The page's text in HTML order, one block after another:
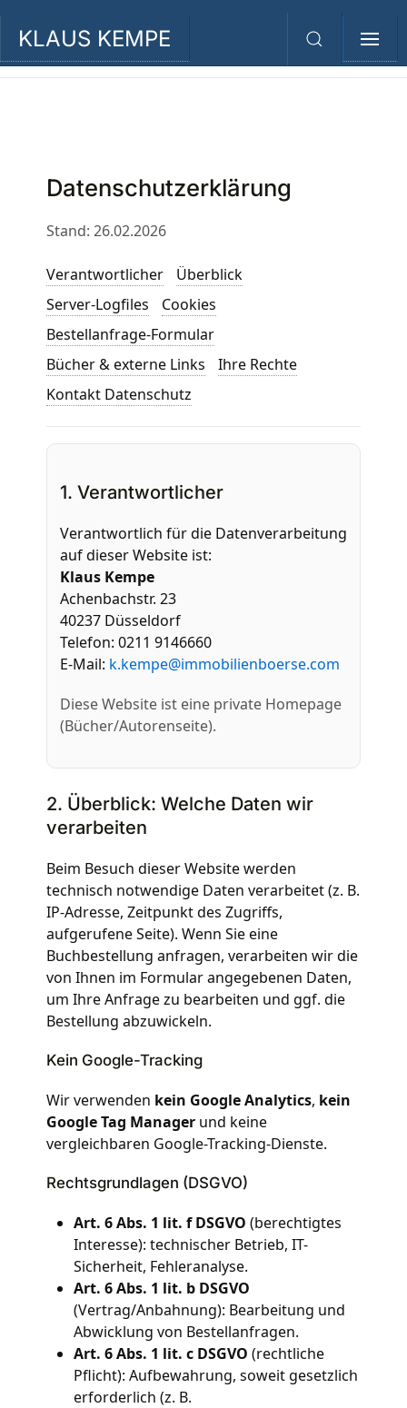
Zum Hauptinhalt springen
KLAUS KEMPE
Datenschutzerklärung
Stand: 26.02.2026
Verantwortlicher
Überblick
Server-Logfiles
Cookies
Bestellanfrage-Formular
Bücher & externe Links
Ihre Rechte
Kontakt Datenschutz
1. Verantwortlicher
Verantwortlich für die Datenverarbeitung
auf dieser Website ist:
Klaus Kempe
Achenbachstr. 23
40237 Düsseldorf
Telefon: 0211 9146660
E-Mail: k.kempe@immobilienboerse.com
Diese Website ist eine private Homepage
(Bücher/Autorenseite).
2. Überblick: Welche Daten wir
verarbeiten
Beim Besuch dieser Website werden
technisch notwendige Daten verarbeitet (z. B.
IP-Adresse, Zeitpunkt des Zugriffs,
aufgerufene Seite). Wenn Sie eine
Buchbestellung anfragen, verarbeiten wir die
von Ihnen im Formular angegebenen Daten,
um Ihre Anfrage zu bearbeiten und ggf. die
Bestellung abzuwickeln.
Kein Google-Tracking
Wir verwenden kein Google Analytics, kein
Google Tag Manager und keine
vergleichbaren Google-Tracking-Dienste.
Rechtsgrundlagen (DSGVO)
Art. 6 Abs. 1 lit. f DSGVO (berechtigtes
Interesse): technischer Betrieb, IT-
Sicherheit, Fehleranalyse.
Art. 6 Abs. 1 lit. b DSGVO
(Vertrag/Anbahnung): Bearbeitung und
Abwicklung von Bestellanfragen.
Art. 6 Abs. 1 lit. c DSGVO (rechtliche
Pflicht): Aufbewahrung, soweit gesetzlich
erforderlich (z. B.